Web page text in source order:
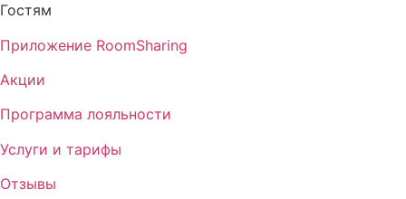
Гостям
Приложение RoomSharing
Акции
Программа лояльности
Услуги и тарифы
Отзывы